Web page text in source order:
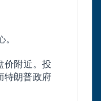
价附近。投
特朗普政府